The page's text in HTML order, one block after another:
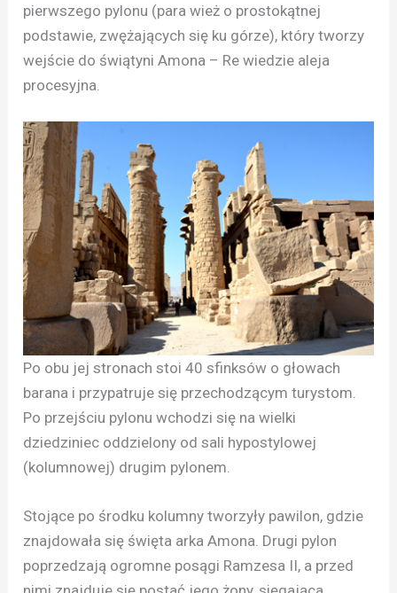
pierwszego pylonu (para wież o prostokątnej
podstawie, zwężających się ku górze), który tworzy
wejście do świątyni Amona – Re wiedzie aleja
procesyjna.
Po obu jej stronach stoi 40 sfinksów o głowach
barana i przypatruje się przechodzącym turystom.
Po przejściu pylonu wchodzi się na wielki
dziedziniec oddzielony od sali hypostylowej
(kolumnowej) drugim pylonem.
Stojące po środku kolumny tworzyły pawilon, gdzie
znajdowała się święta arka Amona. Drugi pylon
poprzedzają ogromne posągi Ramzesa II, a przed